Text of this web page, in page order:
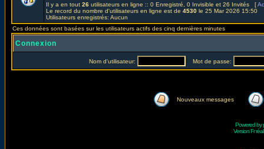
Il y a en tout 26 utilisateurs en ligne :: 0 Enregistré, 0 Invisible et 26 Invités [
Le record du nombre d'utilisateurs en ligne est de 4530 le 25 Mar 2026 15:50
Utilisateurs enregistrés: Aucun
Ces données sont basées sur les utilisateurs actifs des cinq dernières minutes
Connexion
Nom d'utilisateur: Mot de passe:
Nouveaux messages
Powered by
Version Fr